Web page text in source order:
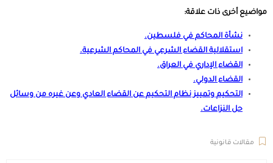
مواضيع أخرى ذات علاقة:
نشأة المحاكم في فلسطين.
استقلالية القضاء الشرعي في المحاكم الشرعية.
القضاء الإداري في العراق.
القضاء الدولي.
التحكيم وتمييز نظام التحكيم عن القضاء العادي وعن غيره من وسائل
حل النزاعات.
مقالات قانونية